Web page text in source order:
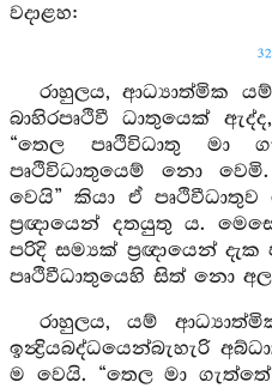
වදාළහ:
රාහුලය, ආධ්‍යාත්මික
බාහිරපෘථිවී ධාතුයෙක්
“තෙල පෘථිවිධාතු
පෘථිවිධාතුයෙම් නො
වෙයි” කියා ඒ
ප්‍රඥායෙන් දතයුතු ය.
පරිදි සම්‍යක් ප්‍රඥායෙන්
පෘථිවීධාතුයෙහි සිත් නො
රාහුලය, යම්
ඉන්‍ද්‍රියබද්ධයෙන්බැහැරි
ම වෙයි. “තෙල මා